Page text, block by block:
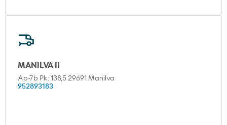
MANILVA II
Ap-7b Pk: 138,5 29691 Manilva
952893183